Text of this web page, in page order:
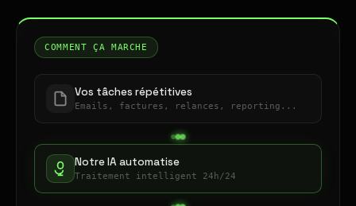
COMMENT ÇA MARCHE
Vos tâches répétitives
Emails, factures, relances, reporting...
Notre IA automatise
Traitement intelligent 24h/24